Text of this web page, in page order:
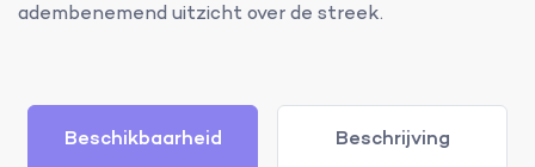
adembenemend uitzicht over de streek.
Beschikbaarheid Beschrijving